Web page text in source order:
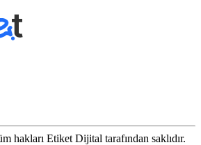
hakları Etiket Dijital tarafından saklıdır.